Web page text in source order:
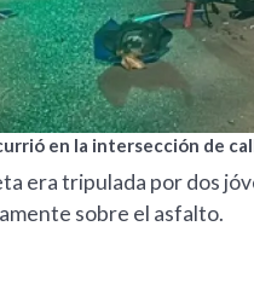
en la intersección de
era tripulada por dos
sobre el asfalto.